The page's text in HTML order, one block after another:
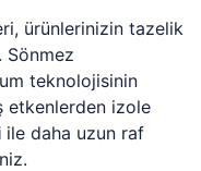
ürünlerinizin tazelik
Sönmez
teknolojisinin
etkenlerden izole
ile daha uzun raf